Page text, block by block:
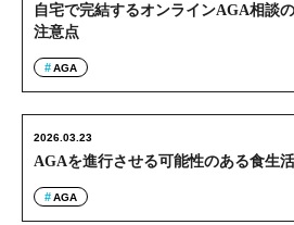
自宅で完結するオンラインAGA相談
注意点
AGA
AGAを進行させる可能性のある食生活
2026.03.23
AGA